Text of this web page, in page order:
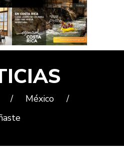
/ México
/